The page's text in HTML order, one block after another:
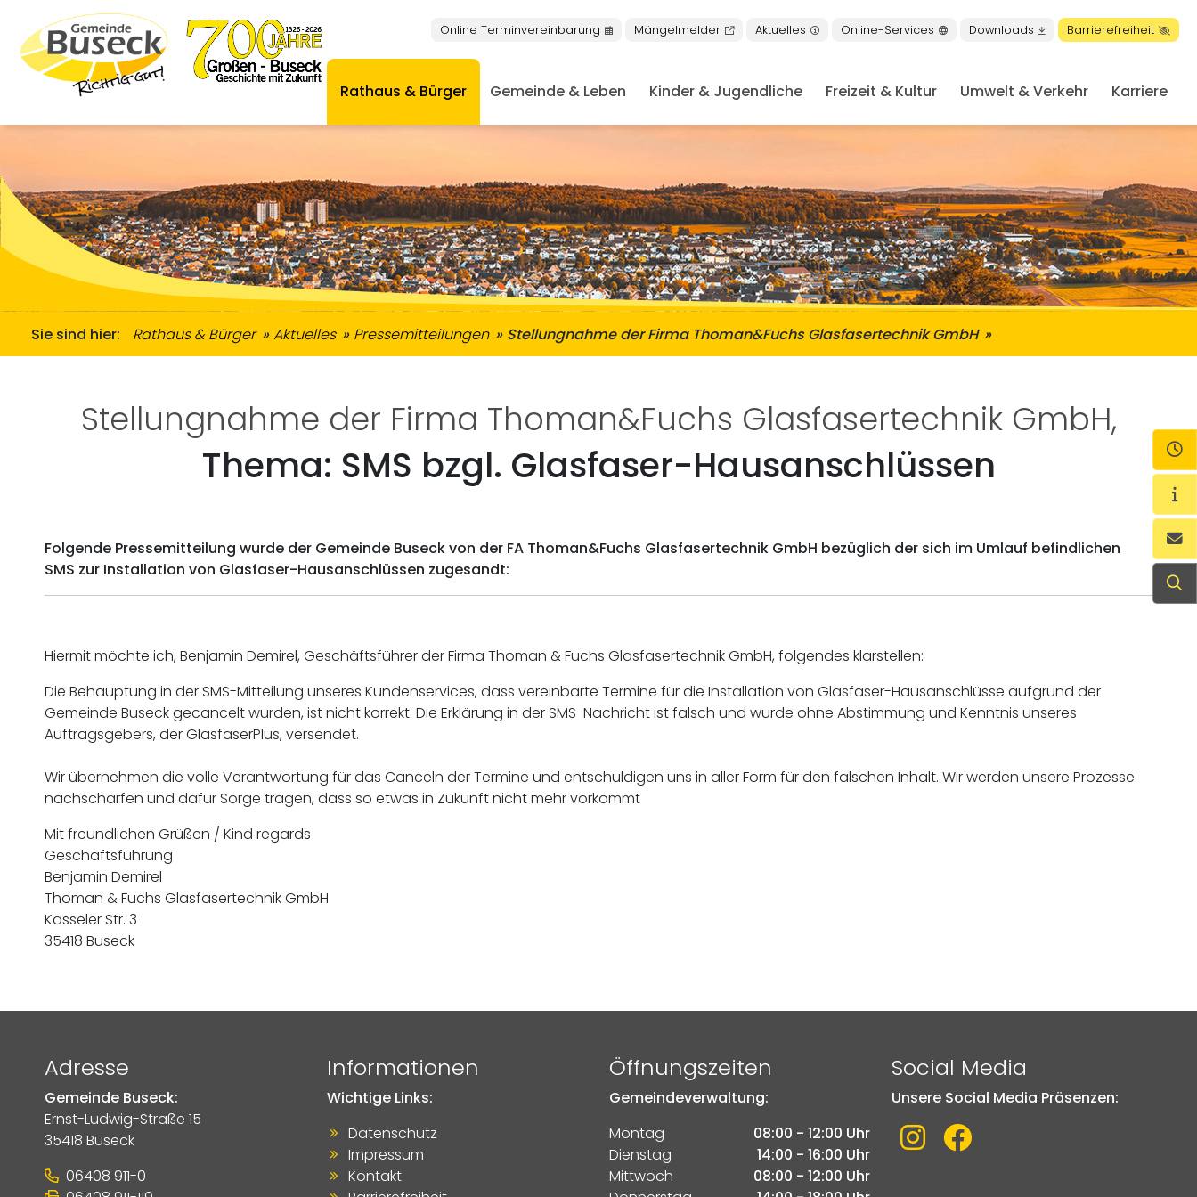
Rathaus & Bürger Gemeinde & Leben Kinder & Jugendliche Freizeit & Kultur Umwelt & Verkehr Karriere
Online Terminvereinbarung Mängelmelder Aktuelles Online-Services Downloads Barrierefreiheit
Sie sind hier: Rathaus & Bürger Aktuelles Pressemitteilungen Stellungnahme der Firma Thoman&Fuchs Glasfasertechnik GmbH
Stellungnahme der Firma Thoman&Fuchs Glasfasertechnik GmbH,
Thema: SMS bzgl. Glasfaser-Hausanschlüssen
Folgende Pressemitteilung wurde der Gemeinde Buseck von der FA Thoman&Fuchs Glasfasertechnik GmbH bezüglich der sich im Umlauf befindlichen
SMS zur Installation von Glasfaser-Hausanschlüssen zugesandt:
Hiermit möchte ich, Benjamin Demirel, Geschäftsführer der Firma Thoman & Fuchs Glasfasertechnik GmbH, folgendes klarstellen:
Die Behauptung in der SMS-Mitteilung unseres Kundenservices, dass vereinbarte Termine für die Installation von Glasfaser-Hausanschlüsse aufgrund der
Gemeinde Buseck gecancelt wurden, ist nicht korrekt. Die Erklärung in der SMS-Nachricht ist falsch und wurde ohne Abstimmung und Kenntnis unseres
Auftragsgebers, der GlasfaserPlus, versendet.
Wir übernehmen die volle Verantwortung für das Canceln der Termine und entschuldigen uns in aller Form für den falschen Inhalt. Wir werden unsere Prozesse
nachschärfen und dafür Sorge tragen, dass so etwas in Zukunft nicht mehr vorkommt
Mit freundlichen Grüßen / Kind regards
Geschäftsführung
Benjamin Demirel
Thoman & Fuchs Glasfasertechnik GmbH
Kasseler Str. 3
35418 Buseck
Adresse
Gemeinde Buseck:
Ernst-Ludwig-Straße 15
35418 Buseck
06408 911-0
Informationen
Wichtige Links:
Datenschutz
Impressum
Kontakt
Öffnungszeiten
Gemeindeverwaltung:
Montag
08:00 - 12:00 Uhr
Dienstag
14:00 - 16:00 Uhr
Mittwoch
08:00 - 12:00 Uhr
Social Media
Unsere Social Media Präsenzen:
Link zu Instagram
Link zu Facebook